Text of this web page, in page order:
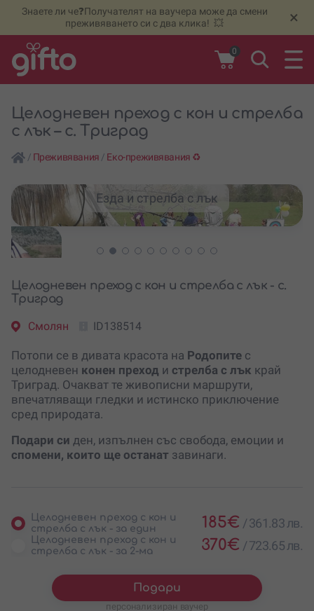
Знаете ли че❓Получателят на ваучера може да смени
преживяването си с два клика! 💥
×
0
Целодневен преход с кон и стрелба
с лък – с. Триград
/ Преживявания / Еко-преживявания ♻️
Езда и стрелба с лък
Целодневен преход с кон и стрелба с лък - с.
Триград
Смолян ID138514
Потопи се в дивата красота на Родопите с
целодневен конен преход и стрелба с лък край
Триград. Очакват те живописни маршрути,
впечатляващи гледки и истинско приключение
сред природата.
Подари си ден, изпълнен със свобода, емоции и
спомени, които ще останат завинаги.
Целодневен преход с кон и
стрелба с лък - за един
185€ /361.83 лв.
Целодневен преход с кон и
стрелба с лък - за 2-ма
370€ /723.65 лв.
Подари
персонализиран ваучер